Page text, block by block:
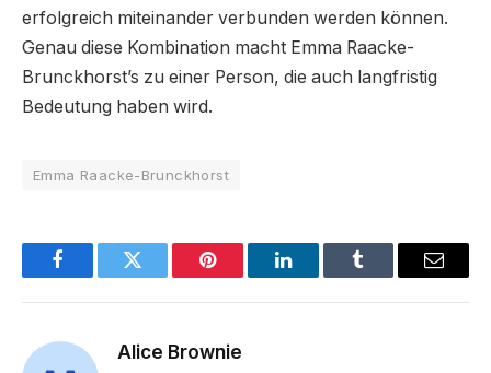
erfolgreich miteinander verbunden werden können.
Genau diese Kombination macht Emma Raacke-
Brunckhorst’s zu einer Person, die auch langfristig
Bedeutung haben wird.
Emma Raacke-Brunckhorst
FacebookTwitter Pinterest LinkedInTumblr Email
Alice Brownie